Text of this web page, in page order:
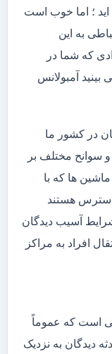
اید ؛ اما خوب است
به این
که شما در
آمبولانس
در کشور ما
سوانح مختلف بر
ها که با
سادگی در دسترس هستند
آسیب دیدگان
افراد به مراکز
است که عموماً
دیدگان به نزدیک